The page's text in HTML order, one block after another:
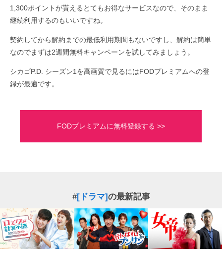
1,300ポイントが貰えるとてもお得なサービスなので、そのまま
継続利用するのもいいですね。
契約してから解約までの最低利用期間もないですし、解約は簡単
なのでまずは2週間無料キャンペーンを試してみましょう。
シカゴP.D. シーズン1を高画質で見るにはFODプレミアムへの登
録が最適です。
FODプレミアムに無料登録する >>
#[ドラマ]の最新記事